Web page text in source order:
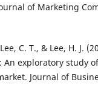
of Marketing
C. T., & Lee, H. J.
exploratory study
Journal of